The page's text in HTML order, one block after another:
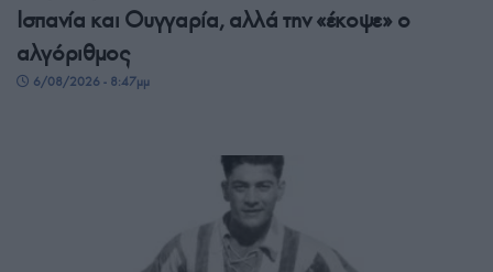
Ισπανία και Ουγγαρία, αλλά την «έκοψε» ο
αλγόριθμος
6/08/2026 - 8:47μμ